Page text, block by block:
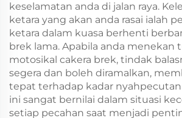
keselamatan anda di jalan raya.
ketara yang akan anda rasai ialah
ketara dalam kuasa berhenti
brek lama. Apabila anda menekan
motosikal cakera brek, tindak
segera dan boleh diramalkan,
tepat terhadap kadar nyahpecutan
ini sangat bernilai dalam situasi
setiap pecahan saat menjadi